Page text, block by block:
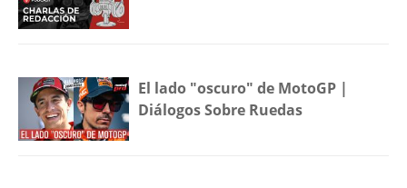
El lado "oscuro" de MotoGP |
Diálogos Sobre Ruedas